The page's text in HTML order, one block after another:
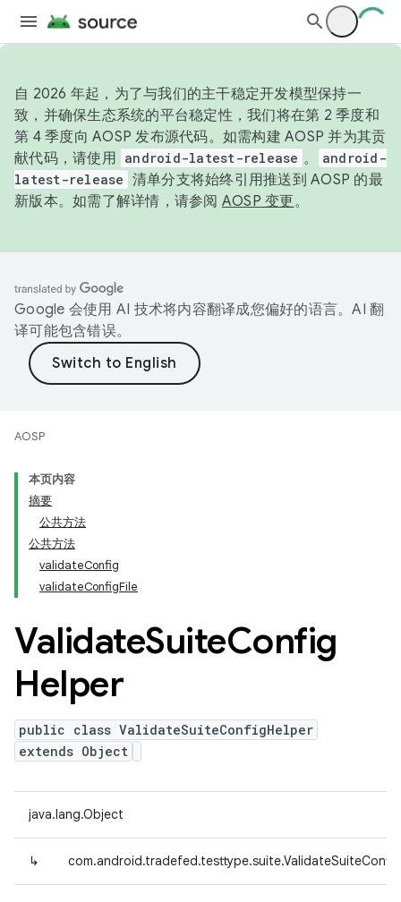
自 2026 年起，为了与我们的主干稳定开发模型保持一
致，并确保生态系统的平台稳定性，我们将在第 2 季度和
第 4 季度向 AOSP 发布源代码。如需构建 AOSP 并为其贡
献代码，请使用 android-latest-release 。
android-
latest-release 清单分支将始终引用推送到 AOSP 的最
新版本。如需了解详情，请参阅 AOSP 变更。
Google 会使用 AI 技术将内容翻译成您偏好的语言。AI 翻
译可能包含错误。
AOSP
本页内容
摘要
公共方法
公共方法
validateConfig
validateConfigFile
ValidateSuiteConfig
Helper
public class ValidateSuiteConfigHelper
extends Object
java.lang.Object
↳